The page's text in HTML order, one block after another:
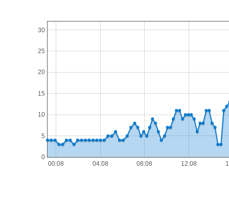
00:08 04:08 08:08 12:08
0
5
10
15
20
25
30